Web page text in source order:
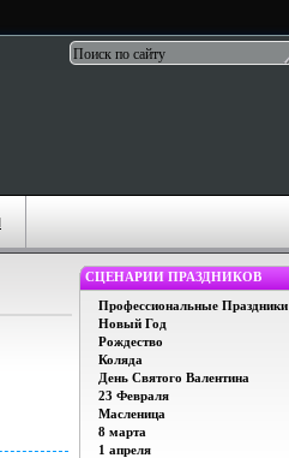
СЦЕНАРИИ ПРАЗДНИКОВ
Профессиональные Праздники
Новый Год
Рождество
Коляда
День Святого Валентина
23 Февраля
Масленица
8 марта
1 апреля